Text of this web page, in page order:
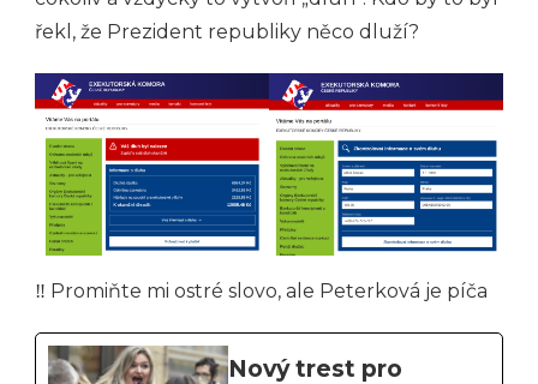
řekl, že Prezident republiky něco dluží?
‼ Promiňte mi ostré slovo, ale Peterková je píča
Nový trest pro